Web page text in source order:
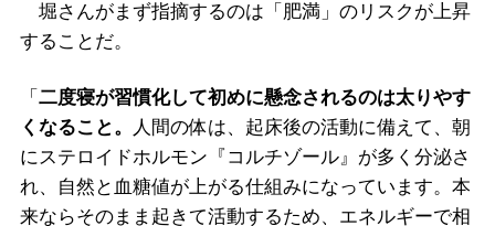
堀さんがまず指摘するのは「肥満」のリスクが上昇
することだ。
「 二度寝が習慣化して初めに懸念されるのは太りやす
くなること。
人間の体は、起床後の活動に備えて、朝
にステロイドホルモン『コルチゾール』が多く分泌さ
れ、自然と血糖値が上がる仕組みになっています。本
来ならそのまま起きて活動するため、エネルギーで相